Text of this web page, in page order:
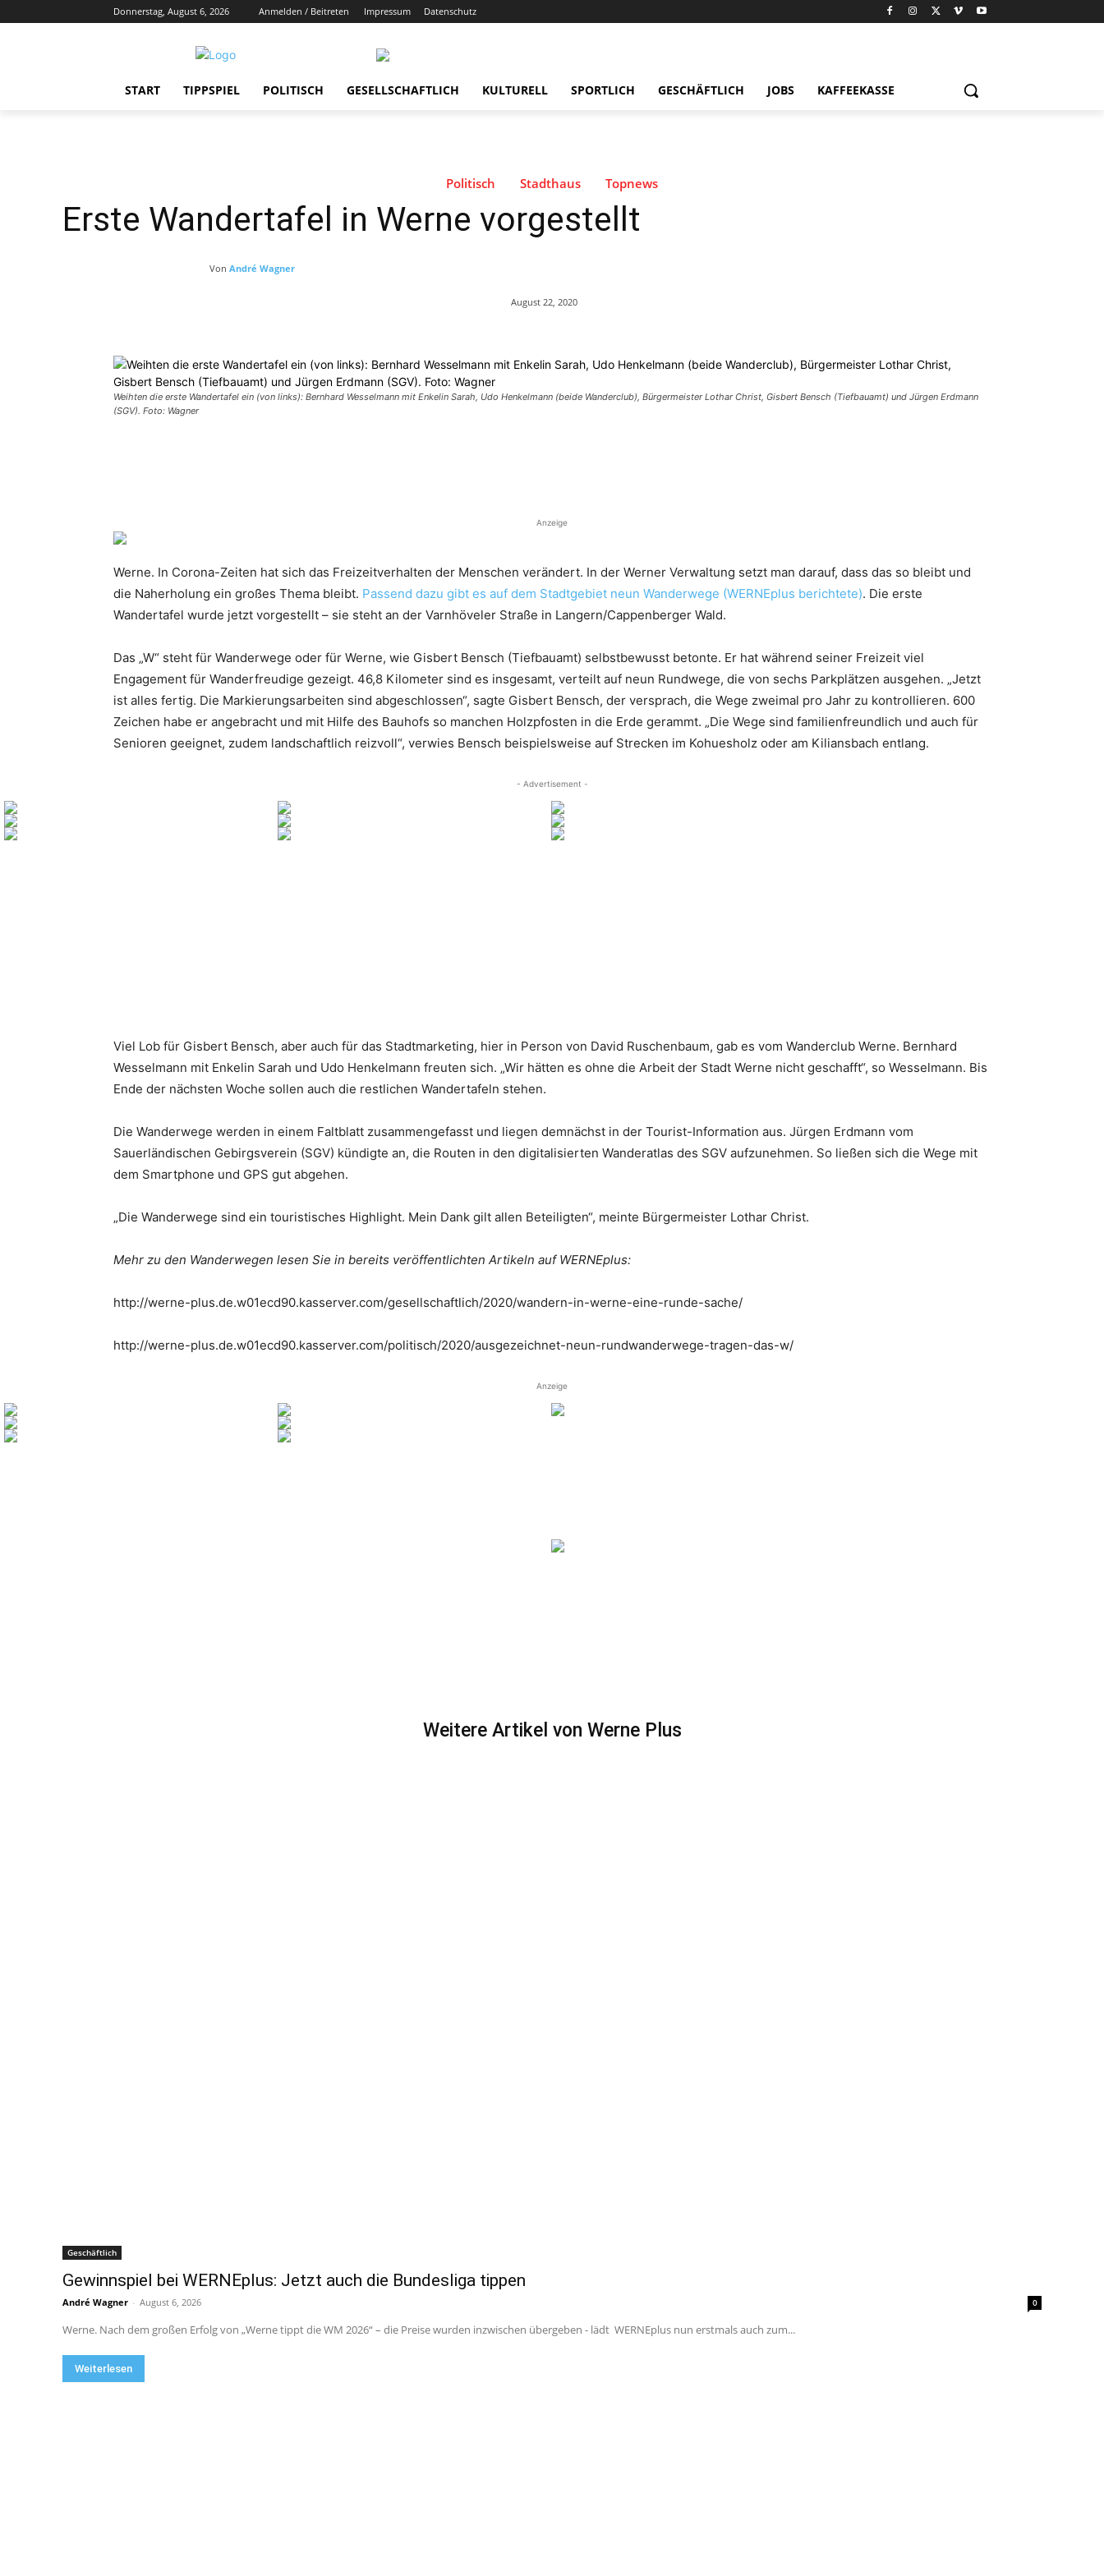
Donnerstag, August 6, 2026 Anmelden / Beitreten Impressum Datenschutz
START TIPPSPIEL POLITISCH GESELLSCHAFTLICH KULTURELL SPORTLICH GESCHÄFTLICH JOBS KAFFEEKASSE
Politisch Stadthaus Topnews
Erste Wandertafel in Werne vorgestellt
Von André Wagner
August 22, 2020
Weihten die erste Wandertafel ein (von links): Bernhard Wesselmann mit Enkelin Sarah, Udo Henkelmann (beide Wanderclub), Bürgermeister Lothar Christ, Gisbert Bensch (Tiefbauamt) und Jürgen Erdmann
(SGV). Foto: Wagner
Anzeige
Werne. In Corona-Zeiten hat sich das Freizeitverhalten der Menschen verändert. In der Werner Verwaltung setzt man darauf, dass das so bleibt und
die Naherholung ein großes Thema bleibt. Passend dazu gibt es auf dem Stadtgebiet neun Wanderwege (WERNEplus berichtete). Die erste
Wandertafel wurde jetzt vorgestellt – sie steht an der Varnhöveler Straße in Langern/Cappenberger Wald.
Das „W“ steht für Wanderwege oder für Werne, wie Gisbert Bensch (Tiefbauamt) selbstbewusst betonte. Er hat während seiner Freizeit viel
Engagement für Wanderfreudige gezeigt. 46,8 Kilometer sind es insgesamt, verteilt auf neun Rundwege, die von sechs Parkplätzen ausgehen. „Jetzt
ist alles fertig. Die Markierungsarbeiten sind abgeschlossen“, sagte Gisbert Bensch, der versprach, die Wege zweimal pro Jahr zu kontrollieren. 600
Zeichen habe er angebracht und mit Hilfe des Bauhofs so manchen Holzpfosten in die Erde gerammt. „Die Wege sind familienfreundlich und auch für
Senioren geeignet, zudem landschaftlich reizvoll“, verwies Bensch beispielsweise auf Strecken im Kohuesholz oder am Kiliansbach entlang.
- Advertisement -
Viel Lob für Gisbert Bensch, aber auch für das Stadtmarketing, hier in Person von David Ruschenbaum, gab es vom Wanderclub Werne. Bernhard
Wesselmann mit Enkelin Sarah und Udo Henkelmann freuten sich. „Wir hätten es ohne die Arbeit der Stadt Werne nicht geschafft“, so Wesselmann. Bis
Ende der nächsten Woche sollen auch die restlichen Wandertafeln stehen.
Die Wanderwege werden in einem Faltblatt zusammengefasst und liegen demnächst in der Tourist-Information aus. Jürgen Erdmann vom
Sauerländischen Gebirgsverein (SGV) kündigte an, die Routen in den digitalisierten Wanderatlas des SGV aufzunehmen. So ließen sich die Wege mit
dem Smartphone und GPS gut abgehen.
„Die Wanderwege sind ein touristisches Highlight. Mein Dank gilt allen Beteiligten“, meinte Bürgermeister Lothar Christ.
Mehr zu den Wanderwegen lesen Sie in bereits veröffentlichten Artikeln auf WERNEplus:
http://werne-plus.de.w01ecd90.kasserver.com/gesellschaftlich/2020/wandern-in-werne-eine-runde-sache/
http://werne-plus.de.w01ecd90.kasserver.com/politisch/2020/ausgezeichnet-neun-rundwanderwege-tragen-das-w/
Anzeige
Weitere Artikel von Werne Plus
Geschäftlich
Gewinnspiel bei WERNEplus: Jetzt auch die Bundesliga tippen
André Wagner - August 6, 2026 0
Werne. Nach dem großen Erfolg von „Werne tippt die WM 2026“ – die Preise wurden inzwischen übergeben - lädt WERNEplus nun erstmals auch zum...
Weiterlesen